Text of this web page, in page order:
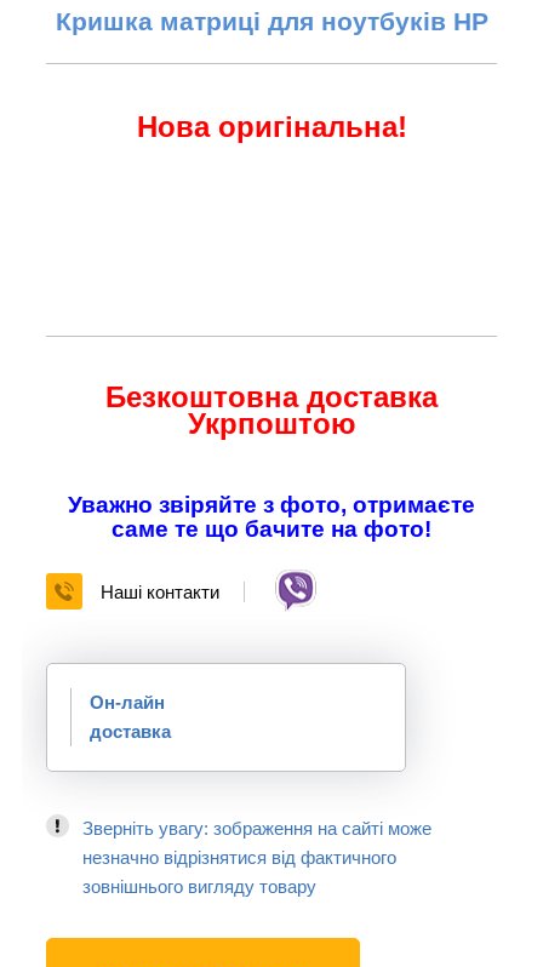
Кришка матриці для ноутбуків HP
Нова оригінальна!
Безкоштовна доставка
Укрпоштою
Уважно звіряйте з фото, отримаєте
саме те що бачите на фото!
Наші контакти
Он-лайн
доставка
Зверніть увагу: зображення на сайті може
незначно відрізнятися від фактичного
зовнішнього вигляду товару